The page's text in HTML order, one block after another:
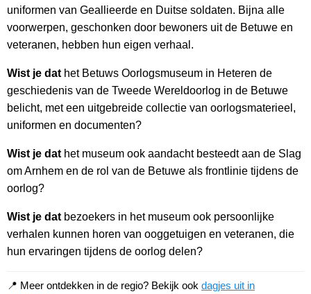
uniformen van Geallieerde en Duitse soldaten. Bijna alle
voorwerpen, geschonken door bewoners uit de Betuwe en
veteranen, hebben hun eigen verhaal.
Wist je dat het Betuws Oorlogsmuseum in Heteren de
geschiedenis van de Tweede Wereldoorlog in de Betuwe
belicht, met een uitgebreide collectie van oorlogsmaterieel,
uniformen en documenten?
Wist je dat het museum ook aandacht besteedt aan de Slag
om Arnhem en de rol van de Betuwe als frontlinie tijdens de
oorlog?
Wist je dat bezoekers in het museum ook persoonlijke
verhalen kunnen horen van ooggetuigen en veteranen, die
hun ervaringen tijdens de oorlog delen?
📍 Meer ontdekken in de regio? Bekijk ook dagjes uit in